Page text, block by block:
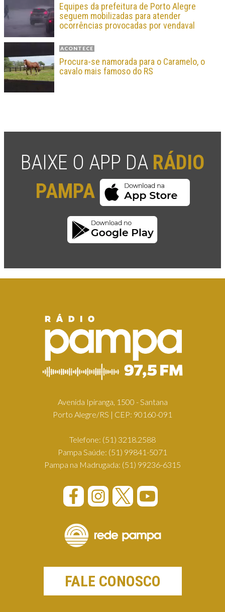
Equipes da prefeitura de Porto Alegre
seguem mobilizadas para atender
ocorrências provocadas por vendaval
ACONTECE
Procura-se namorada para o Caramelo, o
cavalo mais famoso do RS
BAIXE O APP DA RÁDIO
PAMPA
Avenida Ipiranga, 1500 - Santana
Porto Alegre/RS | CEP: 90160-091
Telefone: (51) 3218.2588
Pampa Saúde: (51) 99841-5071
Pampa na Madrugada: (51) 99236-6315
FALE CONOSCO